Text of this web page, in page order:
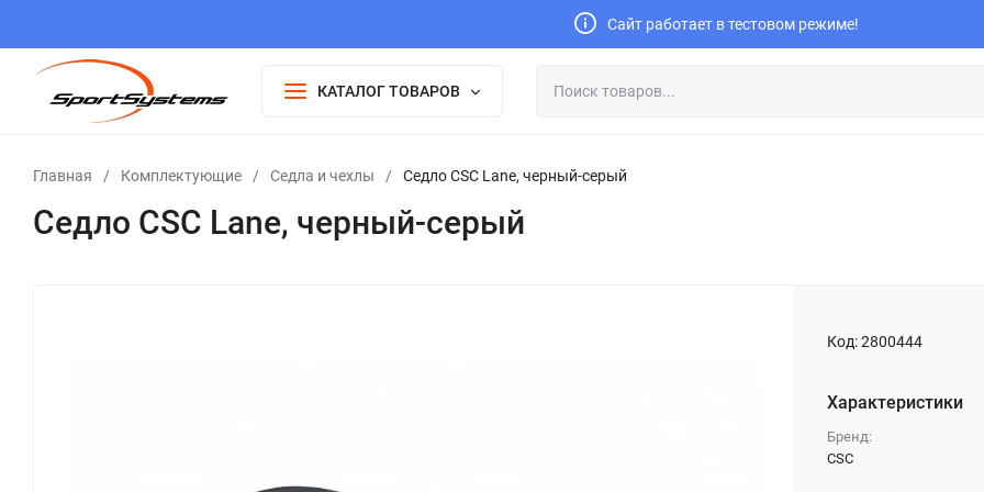
Сайт работает в тестовом режиме!
КАТАЛОГ ТОВАРОВ
Главная / Комплектующие / Седла и чехлы / Седло CSC Lane, черный-серый
Седло CSC Lane, черный-серый
Код:2800444
Характеристики
Бренд:
CSC